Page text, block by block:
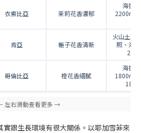
衣索比亞 茉莉花香濃郁
海拔
2200m
肯亞 梔子花香清新
火山土壤
照、海
哥倫比亞 橙花香細膩
海拔
1800m
18-
跟生長環境有很大關係。以耶加雪菲來